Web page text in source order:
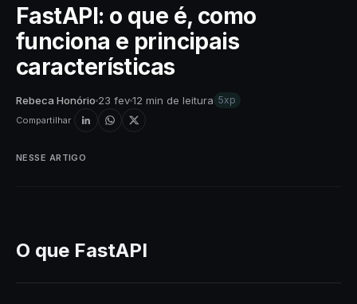
FastAPI: o que é, como
funciona e principais
características
Rebeca Honório 23 fev12 min de leitura 5xp
Compartilhar
O que FastAPI
NESSE ARTIGO